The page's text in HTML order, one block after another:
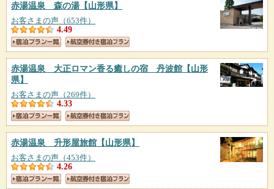
赤湯温泉 森の湯【山形県】
お客さまの声（653件）
4.49
赤湯温泉 大正ロマン香る癒しの宿 丹波館 【山形
県】
お客さまの声（269件）
4.33
赤湯温泉 升形屋旅館 【山形県】
お客さまの声（453件）
4.26